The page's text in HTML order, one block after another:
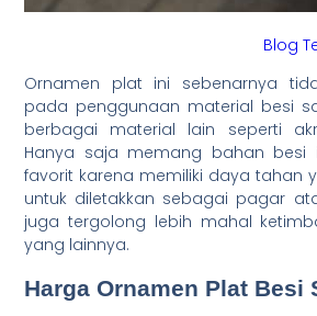
Blog
Ornamen plat ini sebenarnya
pada penggunaan material besi
berbagai material lain seperti
Hanya saja memang bahan besi
favorit karena memiliki daya tahan
untuk diletakkan sebagai pagar
juga tergolong lebih mahal
yang lainnya.
Harga Ornamen Plat Besi